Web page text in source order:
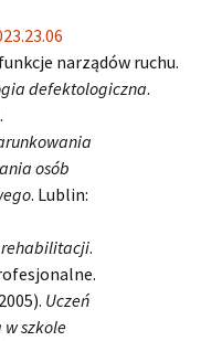
narządów ruchu.
defektologiczna.
osób
. Lublin:
rehabilitacji.
Uczeń
w szkole